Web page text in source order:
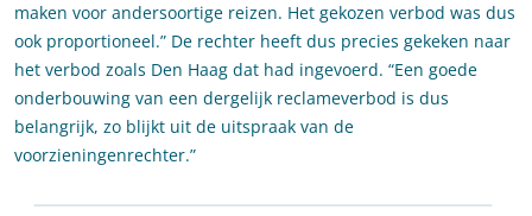
maken voor andersoortige reizen. Het gekozen verbod was dus
ook proportioneel.” De rechter heeft dus precies gekeken naar
het verbod zoals Den Haag dat had ingevoerd. “Een goede
onderbouwing van een dergelijk reclameverbod is dus
belangrijk, zo blijkt uit de uitspraak van de
voorzieningenrechter.”